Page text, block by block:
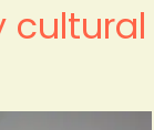
cultural